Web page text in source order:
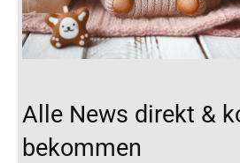
Alle News direkt &
bekommen